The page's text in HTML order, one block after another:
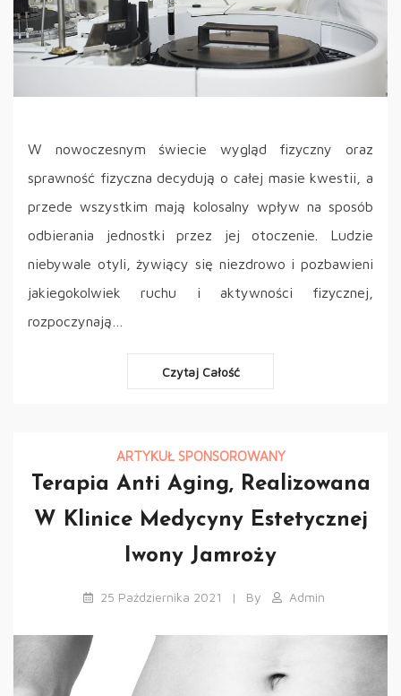
W nowoczesnym świecie wygląd fizyczny oraz
sprawność fizyczna decydują o całej masie kwestii, a
przede wszystkim mają kolosalny wpływ na sposób
odbierania jednostki przez jej otoczenie. Ludzie
niebywale otyli, żywiący się niezdrowo i pozbawieni
jakiegokolwiek ruchu i aktywności fizycznej,
rozpoczynają…
Czytaj Całość
ARTYKUŁ SPONSOROWANY
Terapia Anti Aging, Realizowana
W Klinice Medycyny Estetycznej
Iwony Jamroży
25 Października 2021 By Admin